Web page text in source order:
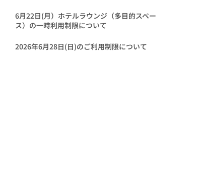
6月22日(月）ホテルラウンジ（多目的スペー
ス）の一時利用制限について
2026年6月28日(日)のご利用制限について